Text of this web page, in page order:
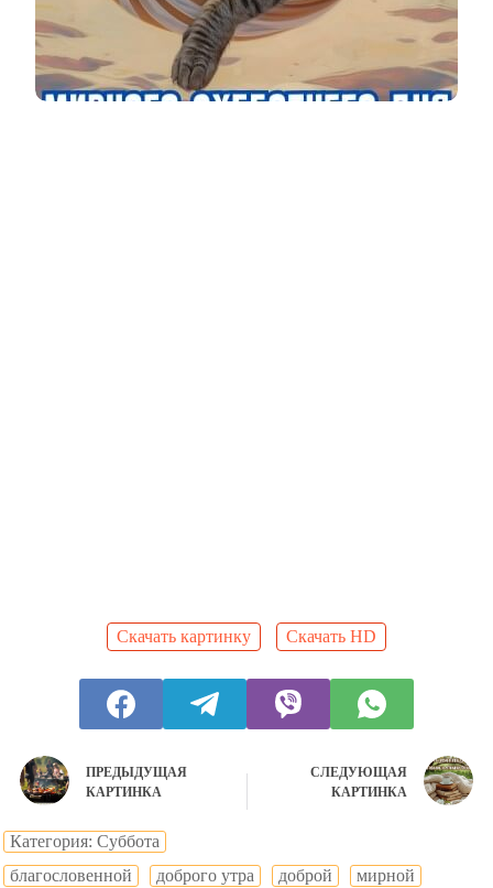
Скачать картинку Скачать HD
ПРЕДЫДУЩАЯ
КАРТИНКА
СЛЕДУЮЩАЯ
КАРТИНКА
Категория: Суббота
благословенной
доброго утра доброй
мирной